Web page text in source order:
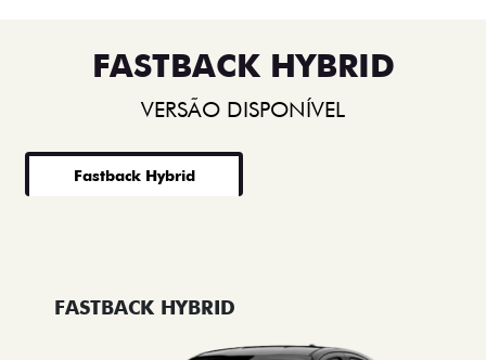
FASTBACK HYBRID
VERSÃO DISPONÍVEL
Fastback Hybrid
FASTBACK HYBRID